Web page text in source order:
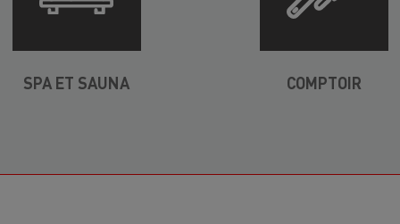
SPA ET SAUNA COMPTOIR